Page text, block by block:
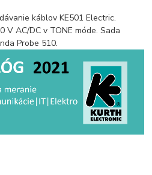
káblov KE501 Electric.
V AC/DC v TONE móde. Sada
Probe 510.